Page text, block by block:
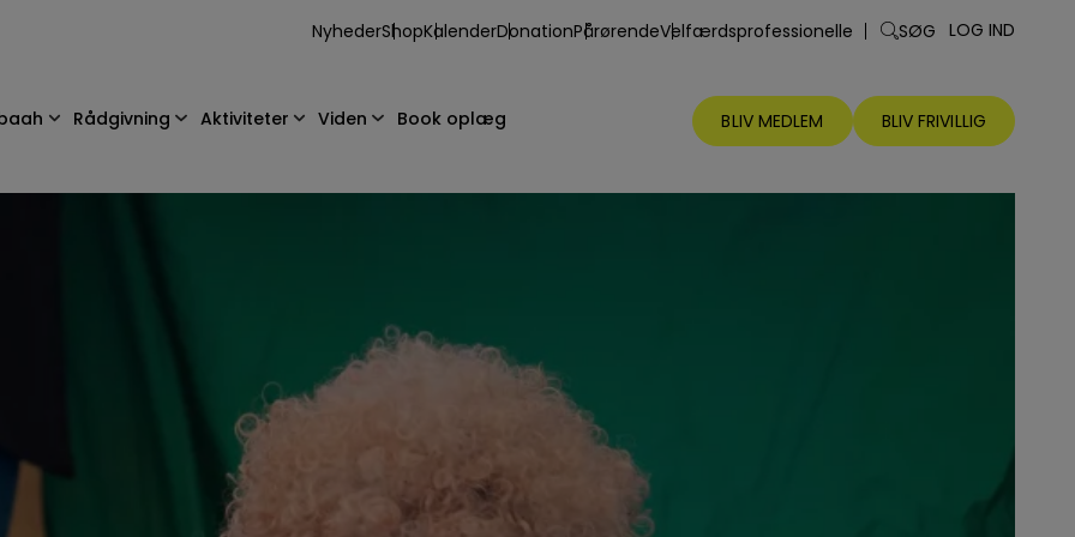
NyhederShop KalenderDonation PårørendeVelfærdsprofessionelle SØG LOG IND
Rådgivning Aktiviteter Viden Book oplæg BLIV MEDLEM BLIV FRIVILLIG